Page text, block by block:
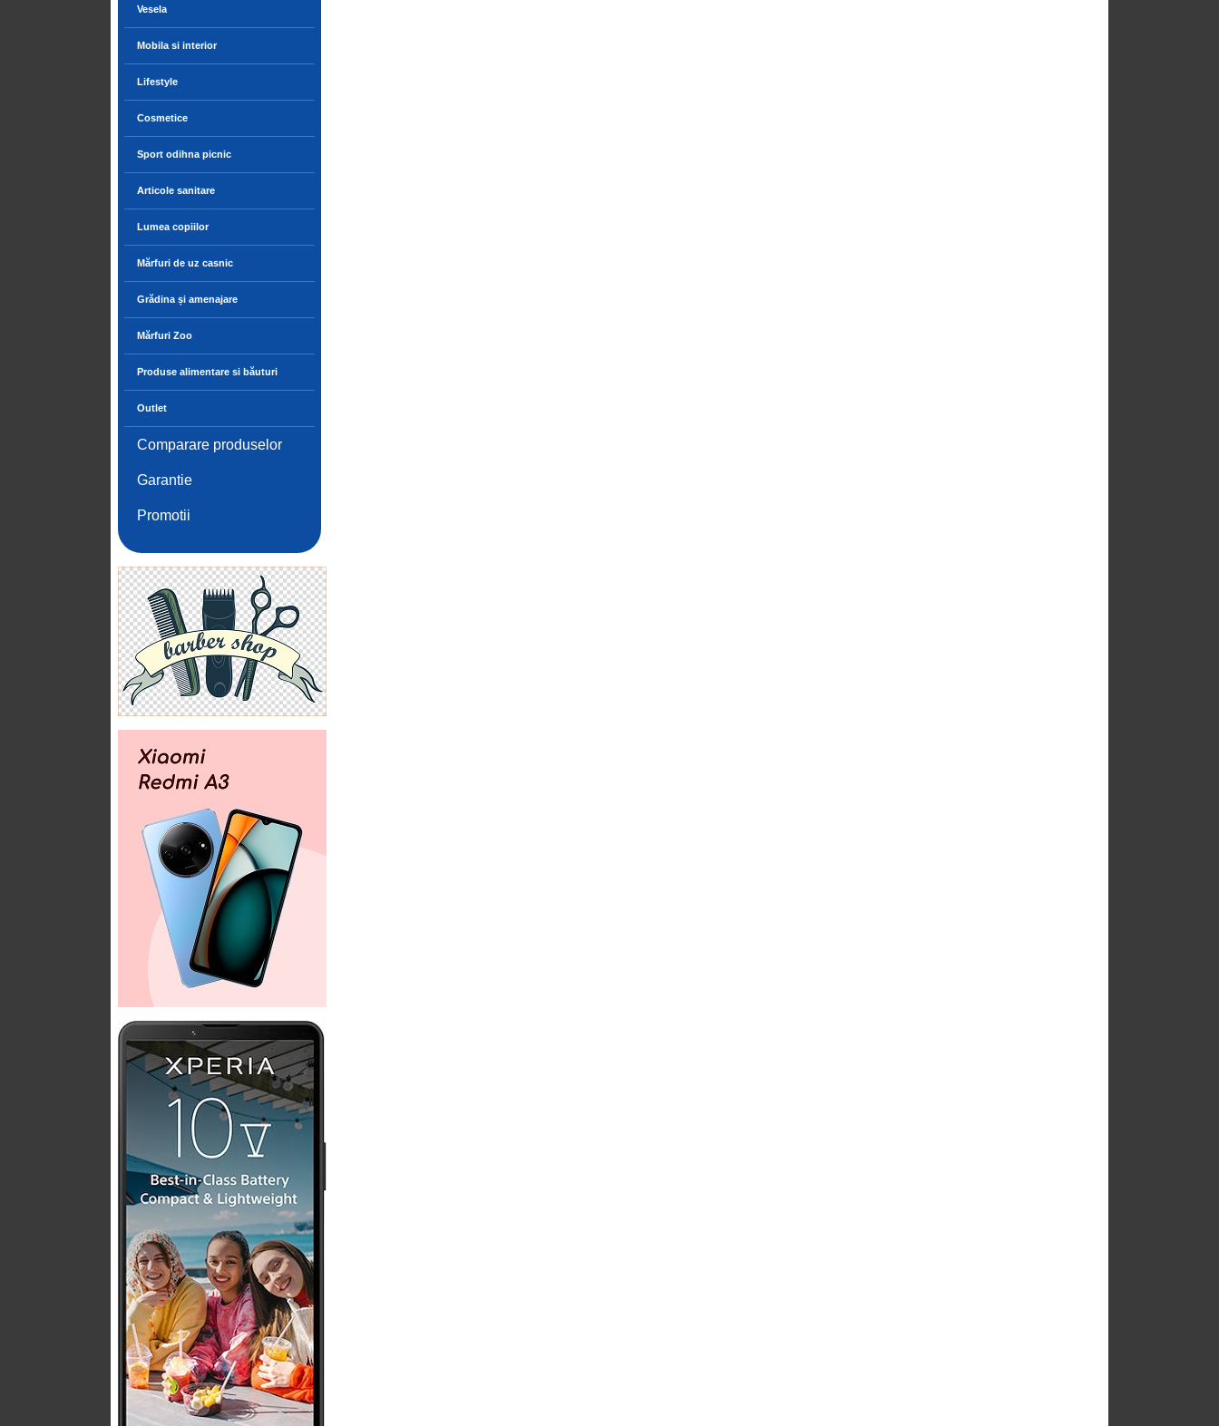
Vesela
Mobila si interior
Lifestyle
Cosmetice
Sport odihna picnic
Articole sanitare
Lumea copiilor
Mărfuri de uz casnic
Grădina și amenajare
Mărfuri Zoo
Produse alimentare si băuturi
Outlet
Comparare produselor
Garantie
Promotii